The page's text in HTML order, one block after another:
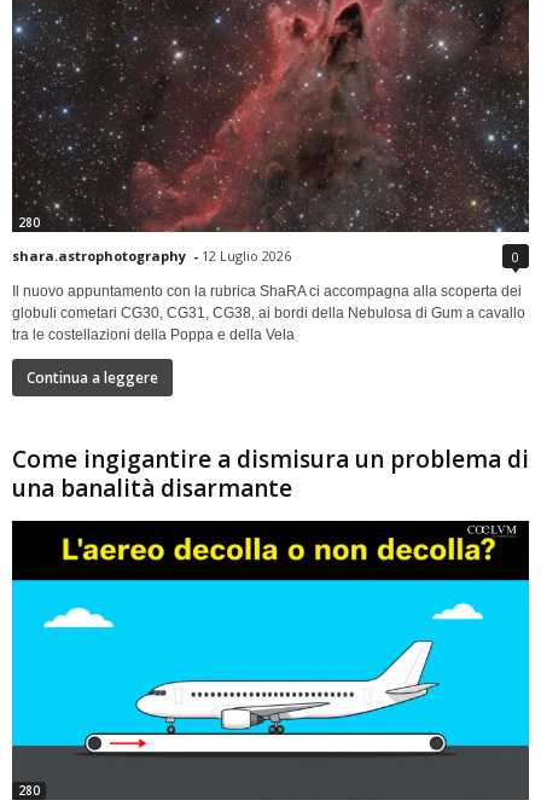
280
shara.astrophotography - 12 Luglio 2026 0
Il nuovo appuntamento con la rubrica ShaRA ci accompagna alla scoperta dei
globuli cometari CG30, CG31, CG38, ai bordi della Nebulosa di Gum a cavallo
tra le costellazioni della Poppa e della Vela
Continua a leggere
Come ingigantire a dismisura un problema di
una banalità disarmante
280